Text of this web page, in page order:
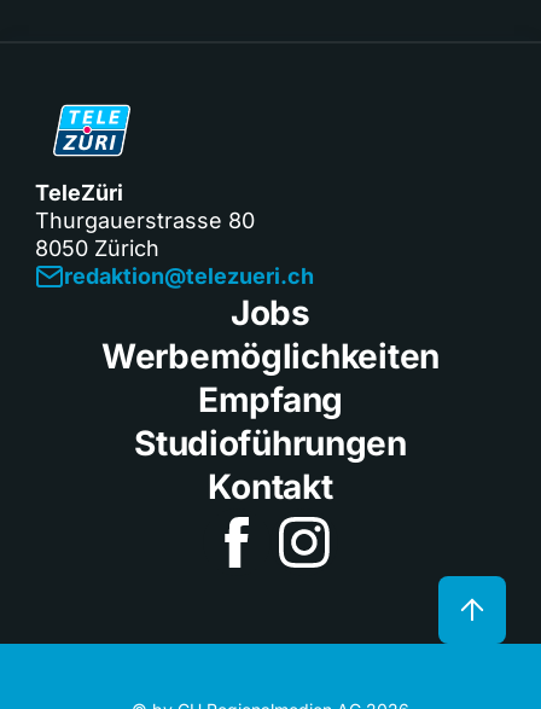
TeleZüri
Thurgauerstrasse 80
8050 Zürich
redaktion@telezueri.ch
Jobs
Werbemöglichkeiten
Empfang
Studioführungen
Kontakt